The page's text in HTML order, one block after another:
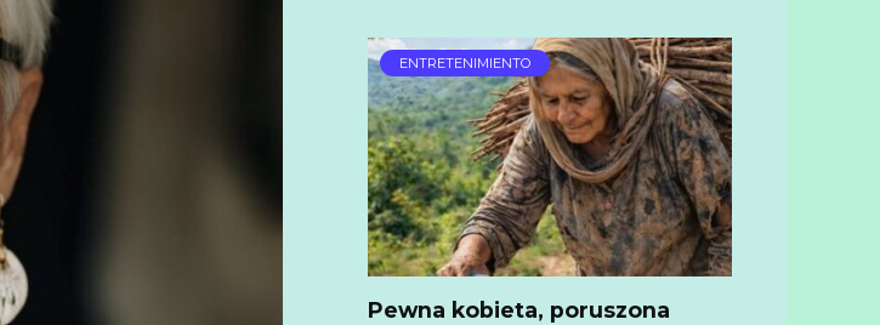
ENTRETENIMIENTO
Pewna kobieta, poruszona